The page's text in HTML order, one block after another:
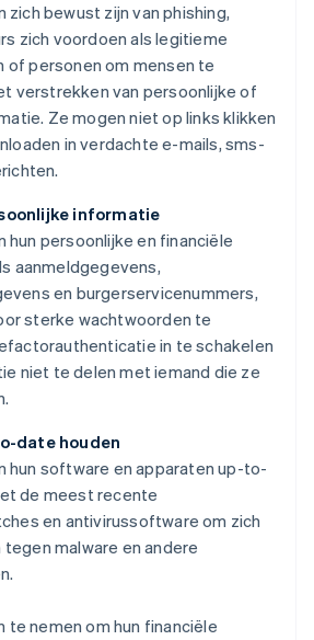
zich bewust zijn van phishing,
zich voordoen als legitieme
of personen om mensen te
verstrekken van persoonlijke of
Ze mogen niet op links klikken
in verdachte e-mails, sms-
informatie
hun persoonlijke en financiële
aanmeldgegevens,
en burgerservicenummers,
sterke wachtwoorden te
in te schakelen
niet te delen met iemand die ze
date houden
hun software en apparaten up-to-
de meest recente
en antivirussoftware om zich
malware en andere
te nemen om hun financiële